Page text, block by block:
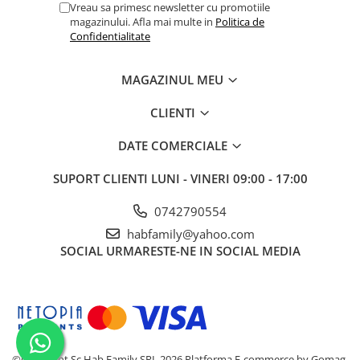
Vreau sa primesc newsletter cu promotiile
magazinului. Afla mai multe in Politica de
Confidentialitate
MAGAZINUL MEU
CLIENTI
DATE COMERCIALE
SUPORT CLIENTI LUNI - VINERI 09:00 - 17:00
0742790554
habfamily@yahoo.com
SOCIAL URMARESTE-NE IN SOCIAL MEDIA